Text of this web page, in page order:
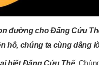
đường cho Đấng Cứu
hô, chúng ta cùng dâng
biết Đấng Cứu Thế.